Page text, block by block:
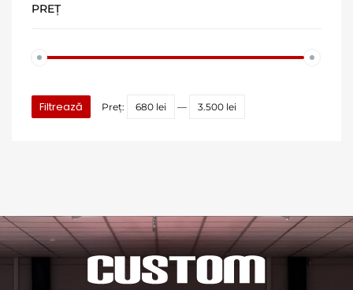
PREȚ
Filtrează Preț: 680 lei — 3.500 lei